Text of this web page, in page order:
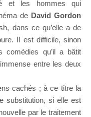
et les hommes qui
de David Gordon
dans ce qu’elle a de
Il est difficile, sinon
comédies qu’il a bâtit
entre les deux
cachés ; à ce titre la
substitution, si elle est
par le traitement